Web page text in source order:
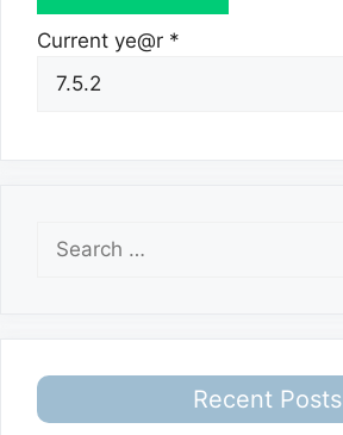
Current ye@r *
for:
Recent Posts